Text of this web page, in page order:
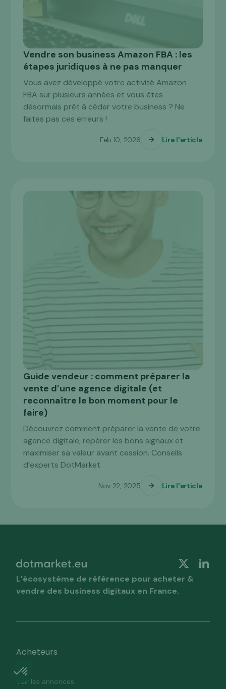
JURIDIQUE
Vendre son business Amazon FBA : les
étapes juridiques à ne pas manquer
Vous avez développé votre activité Amazon
FBA sur plusieurs années et vous êtes
désormais prêt à céder votre business ? Ne
faites pas ces erreurs !
Feb 10, 2026 Lire l'article
VENDRE
Guide vendeur : comment préparer la
vente d’une agence digitale (et
reconnaître le bon moment pour le
faire)
Découvrez comment préparer la vente de votre
agence digitale, repérer les bons signaux et
maximiser sa valeur avant cession. Conseils
d’experts DotMarket.
Nov 22, 2025 Lire l'article
L’écosystème de référence pour acheter &
vendre des business digitaux en France.
Acheteurs
Voir les annonces